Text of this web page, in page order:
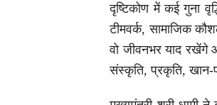
दृष्टिकोण में कई गुना
टीमवर्क, सामाजिक
वो जीवनभर याद रखेंगे
संस्कृति, प्रकृति, खान-